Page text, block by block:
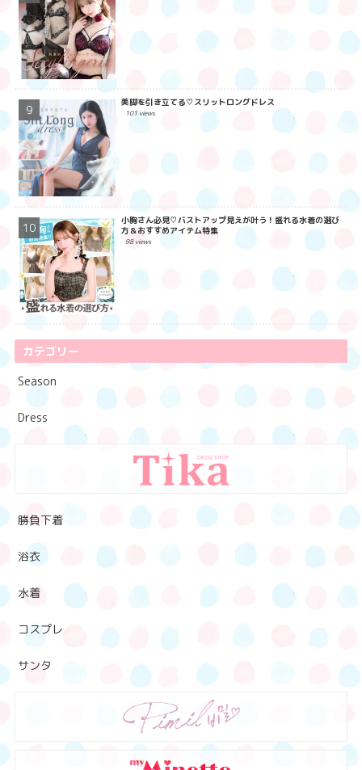
美脚を引き立てる♡スリットロングドレス
101 views
小胸さん必見♡バストアップ見えが叶う！盛れる水着の選び
方＆おすすめアイテム特集
98 views
カテゴリー
Season
Dress
勝負下着
浴衣
水着
コスプレ
サンタ